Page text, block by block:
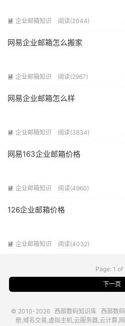
 企业邮箱知识 阅读(2044)
网易企业邮箱怎么搬家
 企业邮箱知识 阅读(2967)
网易企业邮箱怎么样
 企业邮箱知识 阅读(3834)
网易163企业邮箱价格
 企业邮箱知识 阅读(4960)
126企业邮箱价格
 企业邮箱知识 阅读(4032)
Page: 1 of
下一页
© 2010-2026 西部数码知识库 西部数码
册,域名交易,虚拟主机,云服务器,云计算,